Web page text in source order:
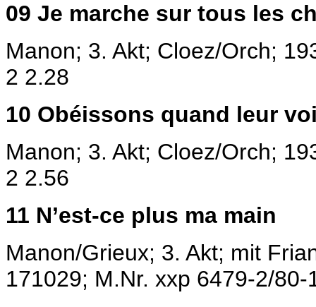
09 Je marche sur tous les
Manon; 3. Akt; Cloez/Orch;
2 2.28
10 Obéissons quand leur
Manon; 3. Akt; Cloez/Orch;
2 2.56
11 N’est-ce plus ma main
Manon/Grieux; 3. Akt; mit
171029; M.Nr. xxp 6479-2/80-